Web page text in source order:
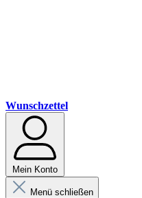
Wunschzettel
Mein Konto
Menü schließen